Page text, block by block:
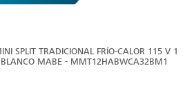
SPLIT TRADICIONAL FRÍO-CALOR 115 V 1
MABE - MMT12HABWCA32BM1